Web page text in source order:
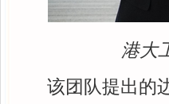
港大
该团队提出的